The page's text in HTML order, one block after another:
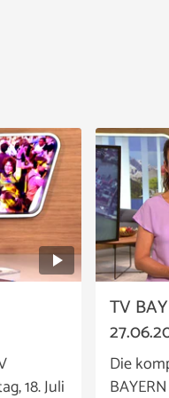
18. Juli
TV
Die